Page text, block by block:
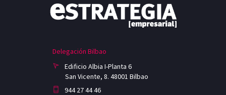
Delegación Bilbao
Edificio Albia I-Planta 6
San Vicente, 8. 48001 Bilbao
944 27 44 46